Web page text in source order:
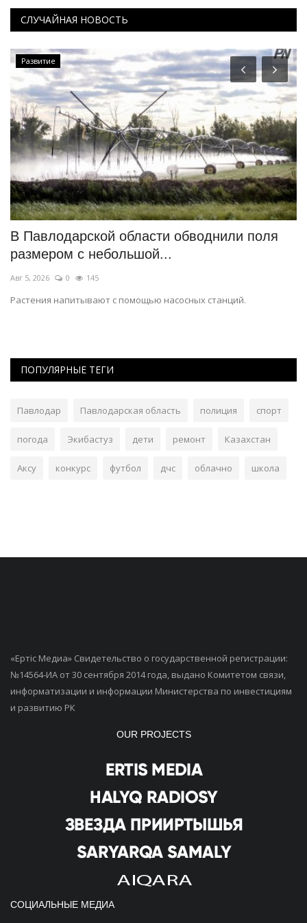
СЛУЧАЙНАЯ НОВОСТЬ
Развитие
В Павлодарской области обводнили поля
размером с небольшой...
Авг 5, 2026 0 145
Растения напитывают с помощью насосных станций.
ПОПУЛЯРНЫЕ ТЕГИ
Павлодар Павлодарская область полиция спорт
погода Экибастуз дети ремонт Казахстан
Аксу конкурс футбол дчс облачно школа
«Ертiс Медиа» Свидетельство о государственной регистрации:
№14564-ИА от 30 сентября 2014 года, выдано Комитетом связи,
информатизации и информации Министерства по инвестициям
и развитию РК
OUR PROJECTS
СОЦИАЛЬНЫЕ МЕДИА